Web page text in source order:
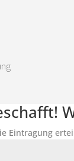
Eintragung